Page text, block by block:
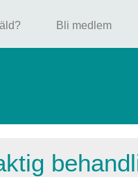
Bli medlem